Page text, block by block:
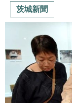
茨城新聞